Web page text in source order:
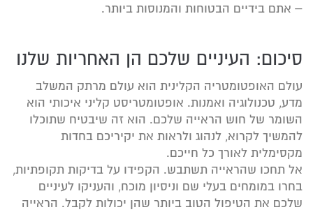
– אתם בידיים הבטוחות והמנוסות ביותר.
סיכום: העיניים שלכם הן האחריות שלנו
עולם האופטומטריה הקלינית הוא עולם מרתק המשלב
מדע, טכנולוגיה ואמנות. אופטומטריסט קליני איכותי הוא
השומר של חוש הראייה שלכם. הוא זה שיבטיח שתוכלו
להמשיך לקרוא, לנהוג ולראות את יקיריכם בחדות
מקסימלית לאורך כל חייכם.
אל תחכו שהראייה תשתבש. הקפידו על בדיקות תקופתיות,
בחרו במומחים בעלי שם וניסיון מוכח, והעניקו לעיניים
שלכם את הטיפול הטוב ביותר שהן יכולות לקבל. הראייה